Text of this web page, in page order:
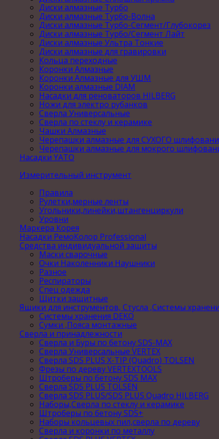
Диски алмазные Турбо
Диски алмазные Турбо-Волна
Диски алмазные Турбо-Сегмент/Глубокорез
Диски алмазные Турбо/Сегмент Лайт
Диски алмазные Ультра Тонкие
Диски алмазные для гравировки
Кольца переходные
Коронки Алмазные
Коронки Алмазные для УШМ
Коронки алмазные DIAM
Насадки для реноваторов HILBERG
Ножи для электро рубанков
Сверла Универсальные
Сверла по стеклу и керамике
Чашки Алмазные
Черепашки алмазные для СУХОГО
Черепашки алмазные для мокрого
Насадки YATO
Измерительный инструмент
Правила
Рулетки,мерные ленты
Угольники,линейки,штангенциркули
Уровни
Маркера Корея
Насадки РемоКолор Professional
Средства индивидуальной защиты
Маски сварочные
Очки Наколенники Наушники
Разное
Респираторы
Спец одежда
Щитки защитные
Ящики для инструментов, Стусла ,Системы
Системы хранения DEKO
Сумки ,Пояса монтажные
Сверла и принадлежности
Сверла и Буры по бетону SDS-MAX
Сверла Универсальные VERTEX
Сверла SDS PLUS X-TIP (Quadro) TOLSEN
Фрезы по дереву VERTEXTOOLS
Штроберы по бетону SDS MAX
Сверла SDS PLUS TOLSEN
Сверла SDS PLUS/SDS PLUS Quadro HILBERG
Наборы,Сверла по стеклу и керамике
Штроберы по бетону SDS+
Наборы кольцевых пил,сверла по дереву
Сверла и коронки по металлу